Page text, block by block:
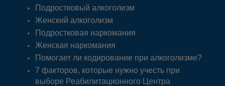
Подростковый алкоголизм
Женский алкоголизм
Подростковая наркомания
Женская наркомания
Помогает ли кодирование при алкоголизме?
7 факторов, которые нужно учесть при
выборе Реабилитационного Центра